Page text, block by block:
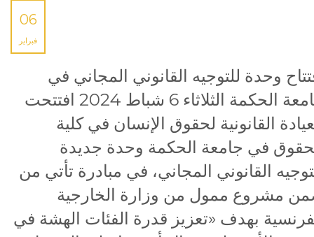
06
فبراير
وحدة للتوجيه القانوني المجاني في
جامعة الحكمة الثلاثاء 6 شباط 2024 افتتحت
القانونية لحقوق الإنسان في كلية
في جامعة الحكمة وحدة جديدة
القانوني المجاني، في مبادرة تأتي من
مشروع ممول من وزارة الخارجية
بهدف «تعزيز قدرة الفئات الهشة في